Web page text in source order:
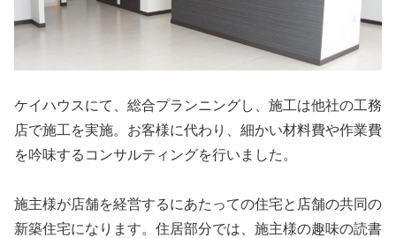
ケイハウスにて、総合プランニングし、施工は他社の工務
店で施工を実施。お客様に代わり、細かい材料費や作業費
を吟味するコンサルティングを行いました。
施主様が店舗を経営するにあたっての住宅と店舗の共同の
新築住宅になります。住居部分では、施主様の趣味の読書